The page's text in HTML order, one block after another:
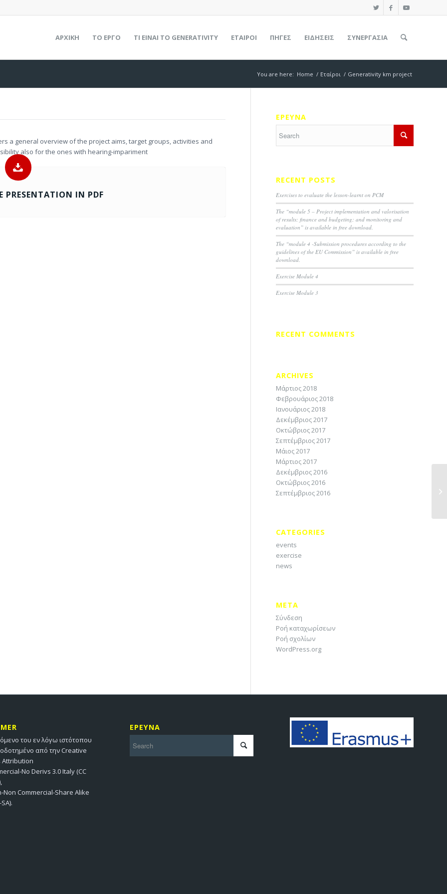
ΑΡΧΙΚΗ ΤΟ ΕΡΓΟ ΤΙ ΕΙΝΑΙ ΤΟ GENERATIVITY ΕΤΑΊΡΟΙ ΠΗΓΕΣ ΕΙΔΉΣΕΙΣ ΣΥΝΕΡΓΑΣΙΑ
You are here: Home / Εταίροι / Generativity km project
a general overview of the project aims, target groups, activities and
also for the ones with hearing-impariment
PRESENTATION IN PDF
ΕΡΕΥΝΑ
RECENT POSTS
Exercises to evaluate the lesson-learnt on PCM
The “module 5 – Project implementation and valorisation
of results; finance and budgeting; and monitoring and
evaluation” is available in free download.
The “module 4 -Submission procedures according to the
guidelines of the EU Commission” is available in free
download.
Exercise Module 4
Exercise Module 3
RECENT COMMENTS
ARCHIVES
Μάρτιος 2018
Φεβρουάριος 2018
Ιανουάριος 2018
Δεκέμβριος 2017
Οκτώβριος 2017
Σεπτέμβριος 2017
Μάιος 2017
Μάρτιος 2017
Δεκέμβριος 2016
Οκτώβριος 2016
Σεπτέμβριος 2016
CATEGORIES
events
exercise
news
META
Σύνδεση
Ροή καταχωρίσεων
Ροή σχολίων
WordPress.org
του εν λόγω ιστότοπου
από την Creative
Attribution
No Derivs 3.0 Italy (CC
Non Commercial-Share Alike
ΕΡΕΥΝΑ